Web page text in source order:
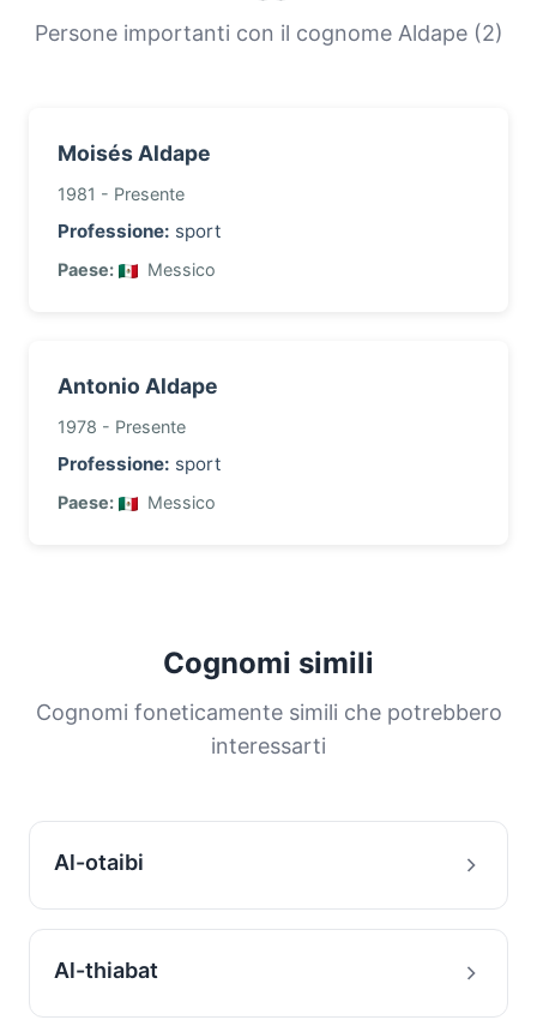
e la storia migratoria delle famiglie con questo
cognome.
Persone importanti con il cognome Aldape (2)
Moisés Aldape
1981 - Presente
Professione: sport
Paese: Messico
Antonio Aldape
1978 - Presente
Professione: sport
Paese: Messico
Cognomi simili
Cognomi foneticamente simili che potrebbero
interessarti
Al-otaibi
Al-thiabat